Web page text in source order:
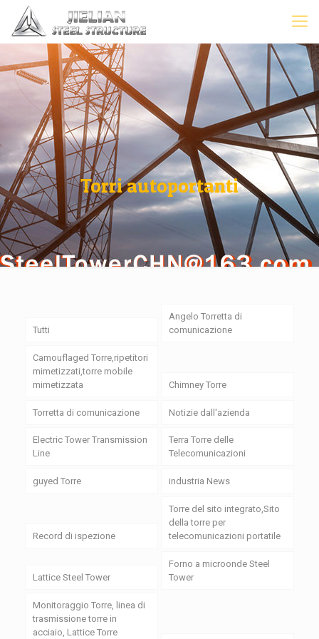
Torri autoportanti
Tutti
Angelo Torretta di
comunicazione
Camouflaged Torre,ripetitori
mimetizzati,torre mobile
mimetizzata
Chimney Torre
Torretta di comunicazione Notizie dall'azienda
Electric Tower Transmission
Line
Terra Torre delle
Telecomunicazioni
guyed Torre industria News
Record di ispezione
Torre del sito integrato,Sito
della torre per
telecomunicazioni portatile
Lattice Steel Tower
Forno a microonde Steel
Tower
Monitoraggio Torre, linea di
trasmissione torre in
acciaio, Lattice Torre